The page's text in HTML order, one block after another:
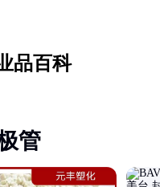
品百科
管